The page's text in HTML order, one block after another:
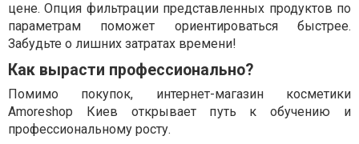
цене. Опция фильтрации представленных продуктов по
параметрам поможет ориентироваться быстрее.
Забудьте о лишних затратах времени!
Как вырасти профессионально?
Помимо покупок, интернет-магазин косметики
Amoreshop Киев открывает путь к обучению и
профессиональному росту.